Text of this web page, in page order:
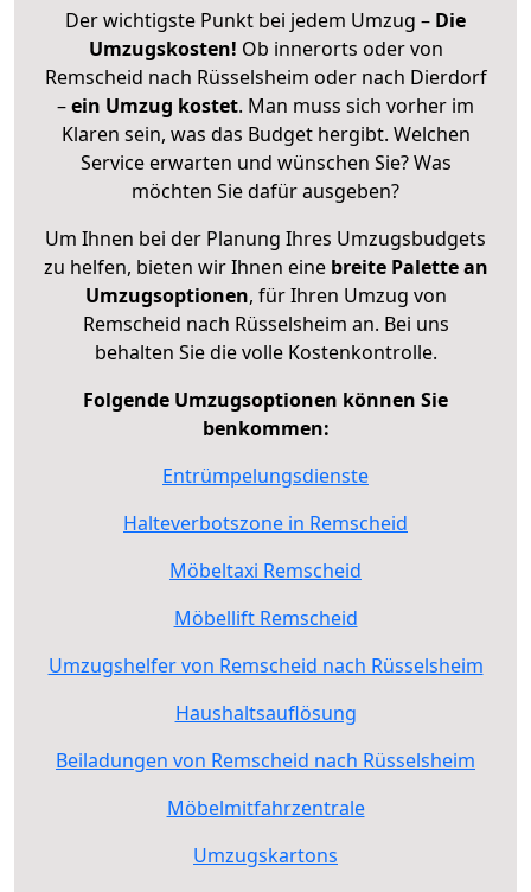
Der wichtigste Punkt bei jedem Umzug – Die
Umzugskosten! Ob innerorts oder von
Remscheid nach Rüsselsheim oder nach Dierdorf
–ein Umzug kostet. Man muss sich vorher im
Klaren sein, was das Budget hergibt. Welchen
Service erwarten und wünschen Sie? Was
möchten Sie dafür ausgeben?
Um Ihnen bei der Planung Ihres Umzugsbudgets
zu helfen, bieten wir Ihnen eine breite Palette an
Umzugsoptionen, für Ihren Umzug von
Remscheid nach Rüsselsheim an. Bei uns
behalten Sie die volle Kostenkontrolle.
Folgende Umzugsoptionen können Sie
benkommen:
Entrümpelungsdienste
Halteverbotszone in Remscheid
Möbeltaxi Remscheid
Möbellift Remscheid
Umzugshelfer von Remscheid nach Rüsselsheim
Haushaltsauflösung
Beiladungen von Remscheid nach Rüsselsheim
Möbelmitfahrzentrale
Umzugskartons